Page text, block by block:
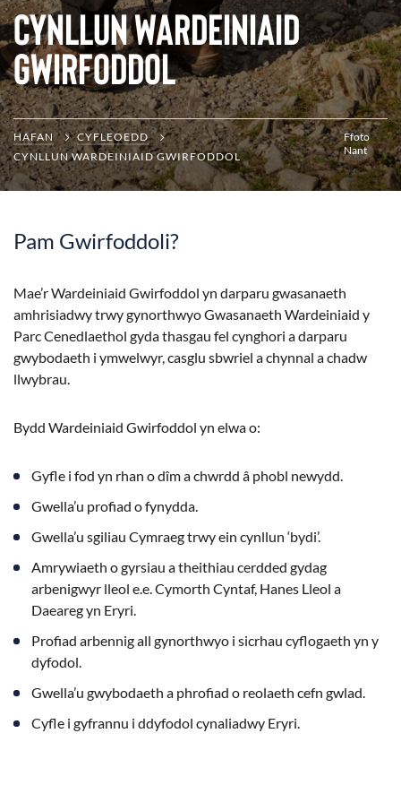
Cynllun Wardeiniaid
Gwirfoddol
HAFAN
CYFLEOEDD
CYNLLUN WARDEINIAID GWIRFODDOL
Ffoto
Nant
Pam Gwirfoddoli?
Mae’r Wardeiniaid Gwirfoddol yn darparu gwasanaeth
amhrisiadwy trwy gynorthwyo Gwasanaeth Wardeiniaid y
Parc Cenedlaethol gyda thasgau fel cynghori a darparu
gwybodaeth i ymwelwyr, casglu sbwriel a chynnal a chadw
llwybrau.
Bydd Wardeiniaid Gwirfoddol yn elwa o:
Gyfle i fod yn rhan o dîm a chwrdd â phobl newydd.
Gwella’u profiad o fynydda.
Gwella’u sgiliau Cymraeg trwy ein cynllun ‘bydi’.
Amrywiaeth o gyrsiau a theithiau cerdded gydag
arbenigwyr lleol e.e. Cymorth Cyntaf, Hanes Lleol a
Daeareg yn Eryri.
Profiad arbennig all gynorthwyo i sicrhau cyflogaeth yn y
dyfodol.
Gwella’u gwybodaeth a phrofiad o reolaeth cefn gwlad.
Cyfle i gyfrannu i ddyfodol cynaliadwy Eryri.